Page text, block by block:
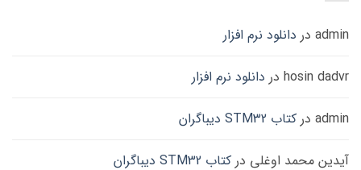
admin در دانلود نرم افزار
hosin dadvr در دانلود نرم افزار
admin در کتاب STM32 دیباگران
آیدین محمد اوغلی در کتاب STM32 دیباگران